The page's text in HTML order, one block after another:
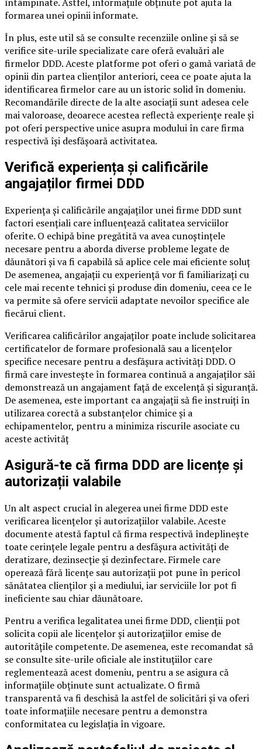
întâmpinate. Astfel, informațiile obținute pot ajuta la
formarea unei opinii informate.
În plus, este util să se consulte recenziile online și să se
verifice site-urile specializate care oferă evaluări ale
firmelor DDD. Aceste platforme pot oferi o gamă variată de
opinii din partea clienților anteriori, ceea ce poate ajuta la
identificarea firmelor care au un istoric solid în domeniu.
Recomandările directe de la alte asociații sunt adesea cele
mai valoroase, deoarece acestea reflectă experiențe reale și
pot oferi perspective unice asupra modului în care firma
respectivă își desfășoară activitatea.
Verifică experiența și calificările
angajaților firmei DDD
Experiența și calificările angajaților unei firme DDD sunt
factori esențiali care influențează calitatea serviciilor
oferite. O echipă bine pregătită va avea cunoștințele
necesare pentru a aborda diverse probleme legate de
dăunători și va fi capabilă să aplice cele mai eficiente soluț
De asemenea, angajații cu experiență vor fi familiarizați cu
cele mai recente tehnici și produse din domeniu, ceea ce le
va permite să ofere servicii adaptate nevoilor specifice ale
fiecărui client.
Verificarea calificărilor angajaților poate include solicitarea
certificatelor de formare profesională sau a licențelor
specifice necesare pentru a desfășura activități DDD. O
firmă care investește în formarea continuă a angajaților săi
demonstrează un angajament față de excelență și siguranță.
De asemenea, este important ca angajații să fie instruiți în
utilizarea corectă a substanțelor chimice și a
echipamentelor, pentru a minimiza riscurile asociate cu
aceste activităț
Asigură-te că firma DDD are licențe și
autorizații valabile
Un alt aspect crucial în alegerea unei firme DDD este
verificarea licențelor și autorizațiilor valabile. Aceste
documente atestă faptul că firma respectivă îndeplinește
toate cerințele legale pentru a desfășura activități de
deratizare, dezinsecție și dezinfectare. Firmele care
operează fără licențe sau autorizații pot pune în pericol
sănătatea clienților și a mediului, iar serviciile lor pot fi
ineficiente sau chiar dăunătoare.
Pentru a verifica legalitatea unei firme DDD, clienții pot
solicita copii ale licențelor și autorizațiilor emise de
autoritățile competente. De asemenea, este recomandat să
se consulte site-urile oficiale ale instituțiilor care
reglementează acest domeniu, pentru a se asigura că
informațiile obținute sunt actualizate. O firmă
transparentă va fi deschisă la astfel de solicitări și va oferi
toate informațiile necesare pentru a demonstra
conformitatea cu legislația în vigoare.